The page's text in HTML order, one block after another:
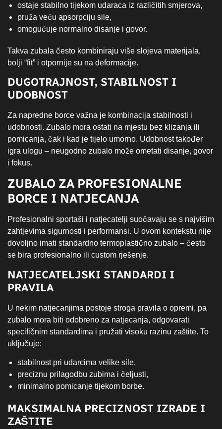
ostaje stabilno tijekom udaraca iz različitih smjerova,
pruža veću apsorpciju sile,
omogućuje normalno disanje i govor.
Takva zubala često kombiniraju više slojeva materijala,
bolji “fit” i otpornije su na deformacije.
DUGOTRAJNOST, STABILNOST I
UDOBNOST
Za napredne borce važna je kombinacija stabilnosti i
udobnosti. Zubalo mora ostati na mjestu bez klizanja ili
pomicanja, čak i kad je tijelo umorno. Udobnost također
igra ulogu – neugodno zubalo može ometati disanje, govor
i fokus.
ZUBALO ZA PROFESIONALNE
BORCE I NATJECANJA
Profesionalni sportaši i natjecatelji suočavaju se s najvišim
zahtjevima sigurnosti i performansi. U ovom kontekstu nije
dovoljno imati standardno termoplastično zubalo – često
se bira profesionalno ili custom rješenje.
NATJECATELJSKI STANDARDI I
PRAVILA
U nekim natjecanjima postoje stroga pravila o opremi, pa
zubalo mora biti odobreno za natjecanja, odgovarati
specifičnim standardima i pružati visoku razinu zaštite. To
uključuje:
stabilnost pri udarcima velike sile,
preciznu prilagodbu zubima i čeljusti,
minimalno pomicanje tijekom borbe.
MAKSIMALNA PRECIZNOST IZRADE I
ZAŠTITE